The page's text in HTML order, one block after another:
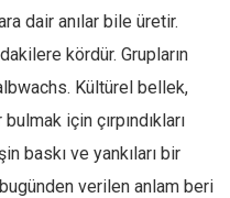
dair anılar bile üretir.
kördür. Grupların
Kültürel bellek,
için çırpındıkları
baskı ve yankıları bir
verilen anlam beri